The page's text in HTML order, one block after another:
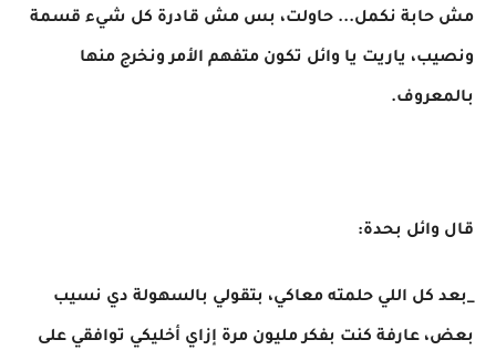
مش حابة نكمل... حاولت، بس مش قادرة كل شيء قسمة
ونصيب، ياريت يا وائل تكون متفهم الأمر ونخرج منها
بالمعروف.
قال وائل بحدة:
_بعد كل اللي حلمته معاكي، بتقولي بالسهولة دي نسيب
بعض، عارفة كنت بفكر مليون مرة إزاي أخليكي توافقي على